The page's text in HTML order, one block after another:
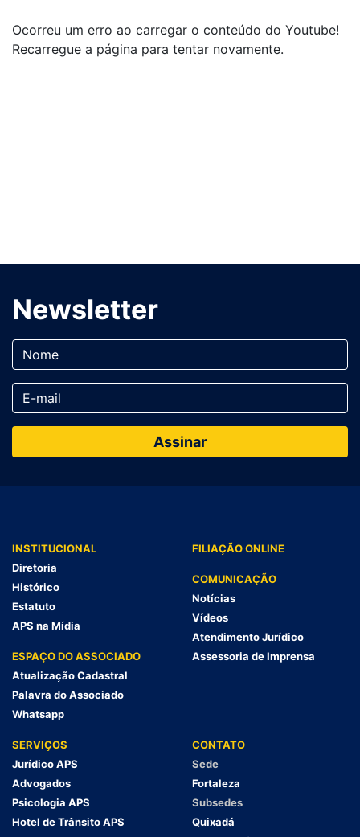
Ocorreu um erro ao carregar o conteúdo do Youtube!
Recarregue a página para tentar novamente.
Newsletter
INSTITUCIONAL
Diretoria
Histórico
Estatuto
APS na Mídia
ESPAÇO DO ASSOCIADO
Atualização Cadastral
Palavra do Associado
Whatsapp
FILIAÇÃO ONLINE
COMUNICAÇÃO
Notícias
Vídeos
Atendimento Jurídico
Assessoria de Imprensa
SERVIÇOS
Jurídico APS
Advogados
Psicologia APS
Hotel de Trânsito APS
CONTATO
Sede
Fortaleza
Subsedes
Quixadá